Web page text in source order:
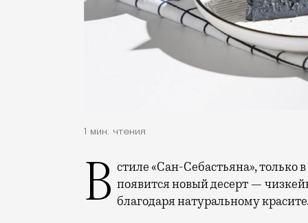
1 мин. чтения
В стиле «Сан-Себастьяна», только в необычном сером оттенке. Во «ВкусВилле» появится новый десерт —
благодаря натуральному